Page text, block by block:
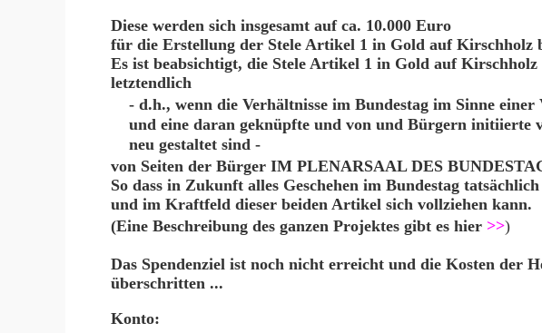
Diese werden sich insgesamt auf ca. 10.000 Euro
für die Erstellung der Stele Artikel 1 in Gold auf Kirschholz
Es ist beabsichtigt, die Stele Artikel 1 in Gold auf Kirschholz
letztendlich
- d.h., wenn die Verhältnisse im Bundestag im Sinne
und eine daran geknüpfte und von und Bürgern initiierte
neu gestaltet sind -
von Seiten der Bürger IM PLENARSAAL DES
So dass in Zukunft alles Geschehen im Bundestag
und im Kraftfeld dieser beiden Artikel sich vollziehen kann.
(Eine Beschreibung des ganzen Projektes gibt es hier >>)
Das Spendenziel ist noch nicht erreicht und die Kosten der
überschritten ...
Konto: